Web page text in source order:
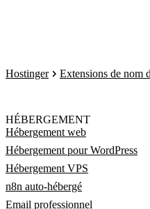
Hostinger Extensions de nom
HÉBERGEMENT
Hébergement web
Hébergement pour WordPress
Hébergement VPS
n8n auto-hébergé
Email professionnel